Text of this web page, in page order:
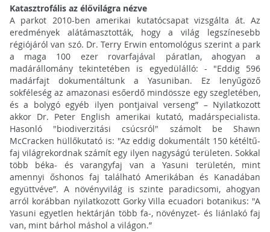
Katasztrofális az élővilágra nézve
A parkot 2010-ben amerikai kutatócsapat vizsgálta át. Az
eredmények alátámasztották, hogy a világ legszínesebb
régiójáról van szó. Dr. Terry Erwin entomológus szerint a park
a maga 100 ezer rovarfajával páratlan, ahogyan a
madárállomány tekintetében is egyedülálló: - "Eddig 596
madárfajt dokumentáltunk a Yasuniban. Ez lenyűgöző
sokféleség az amazonasi esőerdő mindössze egy szegletében,
és a bolygó egyéb ilyen pontjaival verseng” – Nyilatkozott
akkor Dr. Peter English amerikai kutató, madárspecialista.
Hasonló "biodiverzitási csúcsról" számolt be Shawn
McCracken hüllőkutató is: "Az eddig dokumentált 150 kétéltű-
faj világrekordnak számít egy ilyen nagyságú területen. Sokkal
több béka- és varangyfaj van a Yasuni területén, mint
amennyi őshonos faj található Amerikában és Kanadában
együttvéve”. A növényvilág is szinte paradicsomi, ahogyan
arról korábban nyilatkozott Gorky Villa ecuadori botanikus: "A
Yasuni egyetlen hektárján több fa-, növényzet- és liánlakó faj
van, mint bárhol máshol a világon.”